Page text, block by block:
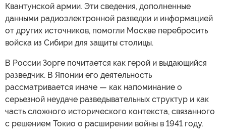
Квантунской армии. Эти сведения, дополненные
данными радиоэлектронной разведки и информацией
от других источников, помогли Москве перебросить
войска из Сибири для защиты столицы.
В России Зорге почитается как герой и выдающийся
разведчик. В Японии его деятельность
рассматривается иначе — как напоминание о
серьезной неудаче разведывательных структур и как
часть сложного исторического контекста, связанного
с решением Токио о расширении войны в 1941 году.